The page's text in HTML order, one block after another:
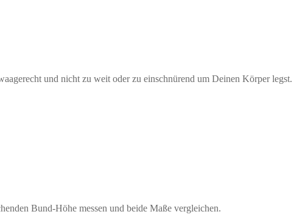
und nicht zu weit oder zu einschnürend um Deinen Körper legst.
Bund-Höhe messen und beide Maße vergleichen.